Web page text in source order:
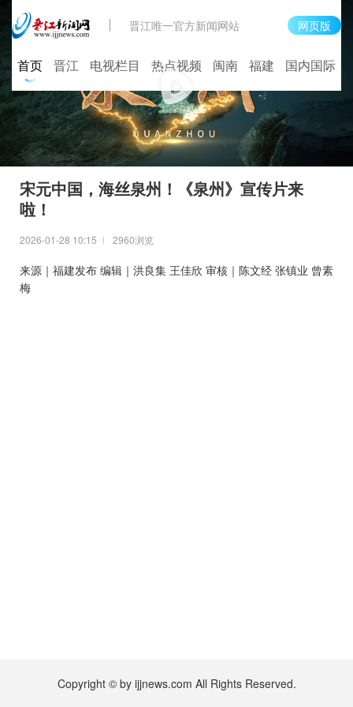
晋江唯一官方新闻网站 网页版
首页 晋江 电视栏目 热点视频 闽南 福建 国内国际
宋元中国，海丝泉州！《泉州》宣传片来
啦！
2026-01-28 10:15 2960浏览
来源｜福建发布 编辑｜洪良集 王佳欣 审核｜陈文经 张镇业 曾素
梅
Copyright © by ijjnews.com All Rights Reserved.